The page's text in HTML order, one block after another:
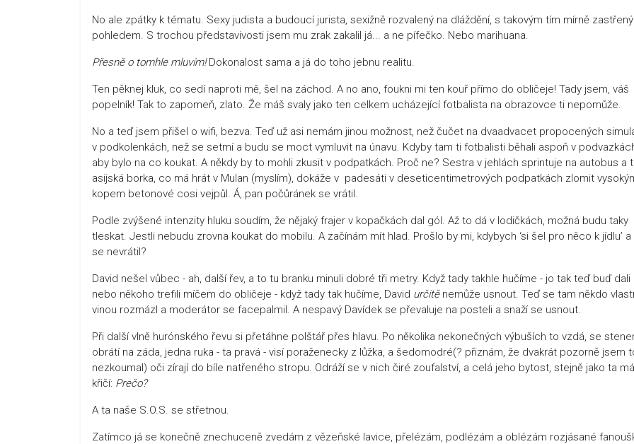
No ale zpátky k tématu. Sexy judista a budoucí jurista, sexižně rozvalený na dláždění, s takovým tím mírně
pohledem. S trochou představivosti jsem mu zrak zakalil já... a ne pífečko. Nebo marihuana.
Přesně o tomhle mluvím!Dokonalost sama a já do toho jebnu realitu.
Ten pěknej kluk, co sedí naproti mě, šel na záchod. A no ano, foukni mi ten kouř přímo do obličeje! Tady jsem, váš
popelník! Tak to zapomeň, zlato. Že máš svaly jako ten celkem ucházející fotbalista na obrazovce ti nepomůže.
No a teď jsem přišel o wifi, bezva. Teď už asi nemám jinou možnost, než čučet na dvaadvacet propocených
v podkolenkách, než se setmí a budu se moct vymluvit na únavu. Kdyby tam ti fotbalisti běhali aspoň v
aby bylo na co koukat. A někdy by to mohli zkusit v podpatkách. Proč ne? Sestra v jehlách sprintuje na autobus a
asijská borka, co má hrát v Mulan (myslím), dokáže v padesáti v deseticentimetrových podpatkách zlomit
kopem betonové cosi vejpůl. Á, pan počůránek se vrátil.
Podle zvýšené intenzity hluku soudím, že nějaký frajer v kopačkách dal gól. Až to dá v lodičkách, možná budu taky
tleskat. Jestli nebudu zrovna koukat do mobilu. A začínám mít hlad. Prošlo by mi, kdybych ‘si šel pro něco k jídlu’ a
se nevrátil?
David nešel vůbec - ah, další řev, a to tu branku minuli dobré tři metry. Když tady takhle hučíme - jo tak teď buď dali
nebo někoho trefili míčem do obličeje - když tady tak hučíme, David určitěnemůže usnout. Teď se tam někdo
vinou rozmázl a moderátor se facepalmil. A nespavý Davídek se převaluje na posteli a snaží se usnout.
Při další vlně hurónského řevu si přetáhne polštář přes hlavu. Po několika nekonečných výbuších to vzdá, se
obrátí na záda, jedna ruka - ta pravá - visí poraženecky z lůžka, a šedomodré(? přiznám, že dvakrát pozorně jsem
nezkoumal) oči zírají do bíle natřeného stropu. Odráží se v nich čiré zoufalství, a celá jeho bytost, stejně jako ta
křičí: Prečo?
A ta naše S.O.S. se střetnou.
Zatímco já se konečně znechuceně zvedám z vězeňské lavice, přelézám, podlézám a oblézám rozjásané